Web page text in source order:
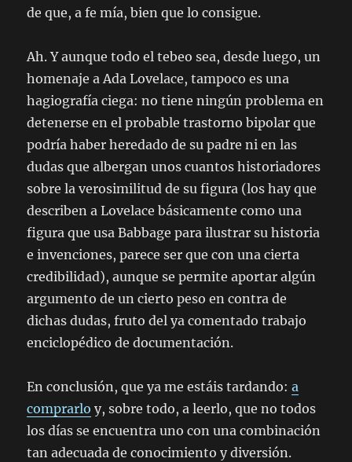
de que, a fe mía, bien que lo consigue.
Ah. Y aunque todo el tebeo sea, desde luego, un
homenaje a Ada Lovelace, tampoco es una
hagiografía ciega: no tiene ningún problema en
detenerse en el probable trastorno bipolar que
podría haber heredado de su padre ni en las
dudas que albergan unos cuantos historiadores
sobre la verosimilitud de su figura (los hay que
describen a Lovelace básicamente como una
figura que usa Babbage para ilustrar su historia
e invenciones, parece ser que con una cierta
credibilidad), aunque se permite aportar algún
argumento de un cierto peso en contra de
dichas dudas, fruto del ya comentado trabajo
enciclopédico de documentación.
En conclusión, que ya me estáis tardando:a
comprarlo y, sobre todo, a leerlo, que no todos
los días se encuentra uno con una combinación
tan adecuada de conocimiento y diversión.